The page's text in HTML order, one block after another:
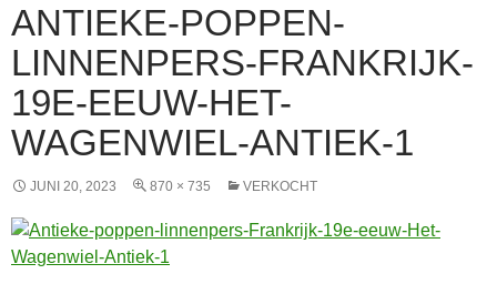
ANTIEKE-POPPEN-
LINNENPERS-FRANKRIJK-
19E-EEUW-HET-
WAGENWIEL-ANTIEK-1
JUNI 20, 2023 870 × 735 VERKOCHT